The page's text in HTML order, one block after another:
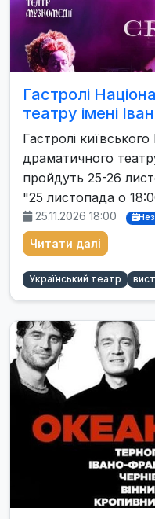
Гастролі
театру імені
Гастролі
драматичного
пройдуть 25-26
"25 листопада о
25.11.2026 18:00
Читати далі
Український театр